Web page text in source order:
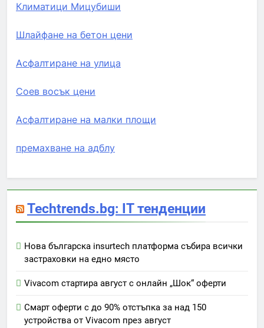
Климатици Мицубиши
Шлайфане на бетон цени
Асфалтиране на улица
Соев восък цени
Асфалтиране на малки площи
премахване на адблу
Techtrends.bg: IT тенденции
Нова българска insurtech платформа събира всички
застраховки на едно място
Vivacom стартира август с онлайн „Шок“ оферти
Смарт оферти с до 90% отстъпка за над 150
устройства от Vivacom през август